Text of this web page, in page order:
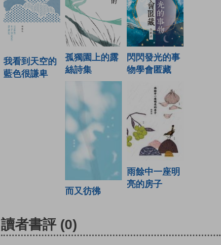
我看到天空的
藍色很謙卑
孤獨園上的露
絲詩集
閃閃發光的事
物學會匿藏
而又彷彿
雨餘中一座明
亮的房子
讀者書評 (0)